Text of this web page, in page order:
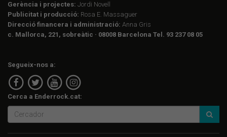
Gerència i projectes: Jordi Novell
Publicitat i producció: Rosa E. Massaguer
Direcció financera i administració: Anna Gris
c. Mallorca, 221, sobreàtic · 08008 Barcelona Tel. 93 237 08 05
Segueix-nos a:
Cerca a Enderrock.cat: